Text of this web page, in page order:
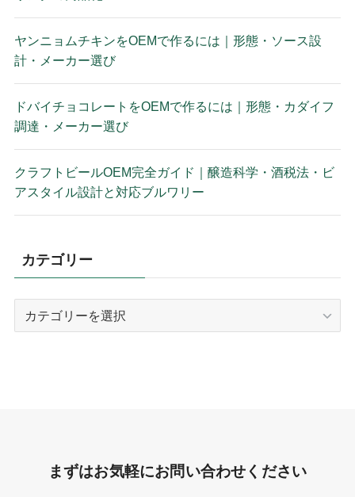
ヤンニョムチキンをOEMで作るには｜形態・ソース設
計・メーカー選び
ドバイチョコレートをOEMで作るには｜形態・カダイフ
調達・メーカー選び
クラフトビールOEM完全ガイド｜醸造科学・酒税法・ビ
アスタイル設計と対応ブルワリー
カテゴリー
まずはお気軽にお問い合わせください